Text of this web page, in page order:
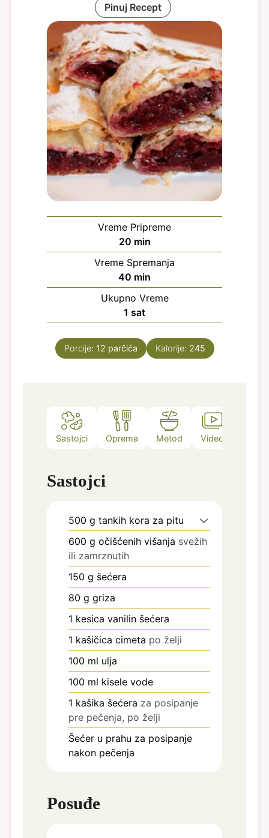
Pinuj Recept
Vreme Pripreme
20minuta
min
Vreme Spremanja
40 minuta
min
Ukupno Vreme
1 hour
sat
Porcije: 12 parčića Kalorije: 245
Sastojci Oprema Metod Video
Sastojci
500 g tankih kora za pitu
600 g očišćenih višanja svežih
ili zamrznutih
150 g šećera
80 g griza
1 kesica vanilin šećera
1 kašičica cimeta po želji
100 ml ulja
100 ml kisele vode
1 kašika šećera za posipanje
pre pečenja, po želji
Šećer u prahu za posipanje
nakon pečenja
Posuđe